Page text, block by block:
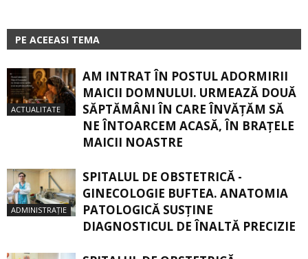
PE ACEEASI TEMA
ACTUALITATE
AM INTRAT ÎN POSTUL ADORMIRII
MAICII DOMNULUI. URMEAZĂ DOUĂ
SĂPTĂMÂNI ÎN CARE ÎNVĂŢĂM SĂ
NE ÎNTOARCEM ACASĂ, ÎN BRAŢELE
MAICII NOASTRE
ADMINISTRAȚIE
SPITALUL DE OBSTETRICĂ -
GINECOLOGIE BUFTEA. ANATOMIA
PATOLOGICĂ SUSŢINE
DIAGNOSTICUL DE ÎNALTĂ PRECIZIE